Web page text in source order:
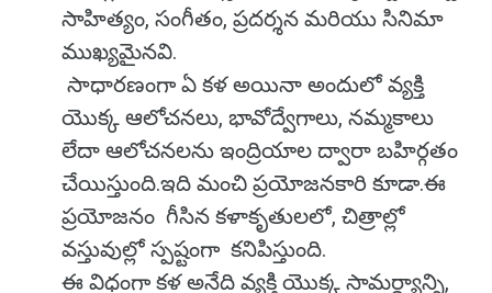
సాహిత్యం, సంగీతం, ప్రదర్శన మరియు సినిమా
ముఖ్యమైనవి.
సాధారణంగా ఏ కళ అయినా అందులో వ్యక్తి
యొక్క ఆలోచనలు, భావోద్వేగాలు, నమ్మకాలు
లేదా ఆలోచనలను ఇంద్రియాల ద్వారా బహిర్గతం
చేయిస్తుంది.ఇది మంచి ప్రయోజనకారి కూడా.ఈ
ప్రయోజనం గీసిన కళాకృతులలో, చిత్రాల్లో
వస్తువుల్లో స్పష్టంగా కనిపిస్తుంది.
ఈ విధంగా కళ అనేది వ్యక్తి యొక్క సామర్థ్యాన్ని,